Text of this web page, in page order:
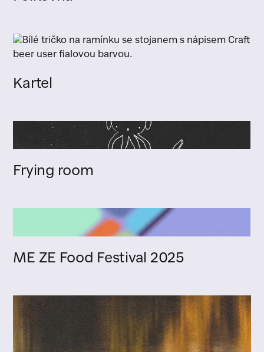
Kartel
Frying room
ME ZE Food Festival 2025